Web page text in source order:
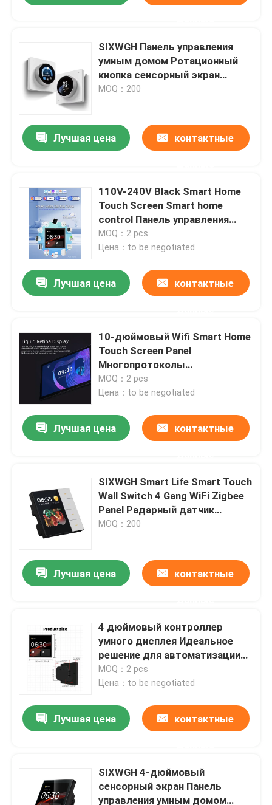
Дом
О нас
SIXWGH Панель управления
умным домом Ротационный
кнопка сенсорный экран
работает Tuya Smart Life
Домашняя автоматизация
MOQ：200
Лучшая цена контактные
110V-240V Black Smart Home
Touch Screen Smart home
control Панель управления
умным домом с несколькими
умными соединениями
управление
MOQ：2 pcs
Цена：to be negotiated
Лучшая цена контактные
10-дюймовый Wifi Smart Home
Touch Screen Panel
Многопротоколы
Беспроводное дистанционное
управление Встроенное
MOQ：2 pcs
Цена：to be negotiated
Лучшая цена контактные
SIXWGH Smart Life Smart Touch
Wall Switch 4 Gang WiFi Zigbee
Panel Радарный датчик
Красочный индивидуальный
MOQ：200
Лучшая цена контактные
4 дюймовый контроллер
умного дисплея Идеальное
решение для автоматизации
умного дома, подключенное ко
всем продуктам для умного
MOQ：2 pcs
Цена：to be negotiated
Лучшая цена контактные
SIXWGH 4-дюймовый
сенсорный экран Панель
управления умным домом